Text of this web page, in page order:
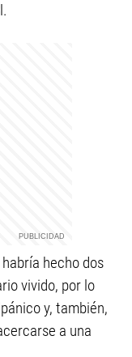
hecho dos
vivido, por lo
y, también,
a una